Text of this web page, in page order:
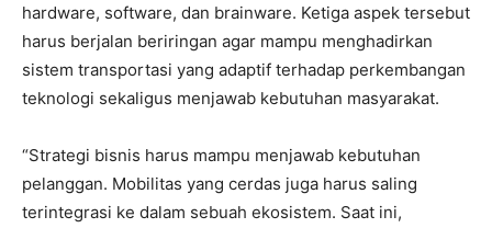
hardware, software, dan brainware. Ketiga aspek tersebut
harus berjalan beriringan agar mampu menghadirkan
sistem transportasi yang adaptif terhadap perkembangan
teknologi sekaligus menjawab kebutuhan masyarakat.
“Strategi bisnis harus mampu menjawab kebutuhan
pelanggan. Mobilitas yang cerdas juga harus saling
terintegrasi ke dalam sebuah ekosistem. Saat ini,